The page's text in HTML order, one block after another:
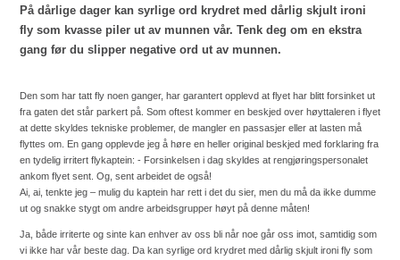
På dårlige dager kan syrlige ord krydret med dårlig skjult ironi
fly som kvasse piler ut av munnen vår. Tenk deg om en ekstra
gang før du slipper negative ord ut av munnen.
Den som har tatt fly noen ganger, har garantert opplevd at flyet har blitt forsinket ut
fra gaten det står parkert på. Som oftest kommer en beskjed over høyttaleren i flyet
at dette skyldes tekniske problemer, de mangler en passasjer eller at lasten må
flyttes om. En gang opplevde jeg å høre en heller original beskjed med forklaring fra
en tydelig irritert flykaptein: - Forsinkelsen i dag skyldes at rengjøringspersonalet
ankom flyet sent. Og, sent arbeidet de også!
Ai, ai, tenkte jeg – mulig du kaptein har rett i det du sier, men du må da ikke dumme
ut og snakke stygt om andre arbeidsgrupper høyt på denne måten!
Ja, både irriterte og sinte kan enhver av oss bli når noe går oss imot, samtidig som
vi ikke har vår beste dag. Da kan syrlige ord krydret med dårlig skjult ironi fly som